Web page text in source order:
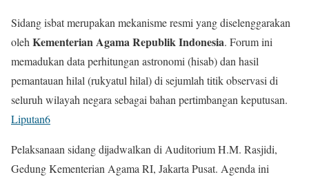
Sidang isbat merupakan mekanisme resmi yang diselenggarakan
oleh Kementerian Agama Republik Indonesia. Forum ini
memadukan data perhitungan astronomi (hisab) dan hasil
pemantauan hilal (rukyatul hilal) di sejumlah titik observasi di
seluruh wilayah negara sebagai bahan pertimbangan keputusan.
Liputan6
Pelaksanaan sidang dijadwalkan di Auditorium H.M. Rasjidi,
Gedung Kementerian Agama RI, Jakarta Pusat. Agenda ini